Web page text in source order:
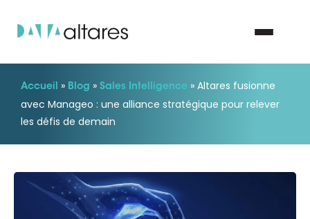
Nous contacter
Nos solutions
Accueil » Blog » Sales Intelligence » Altares fusionne
avec Manageo : une alliance stratégique pour relever
les défis de demain